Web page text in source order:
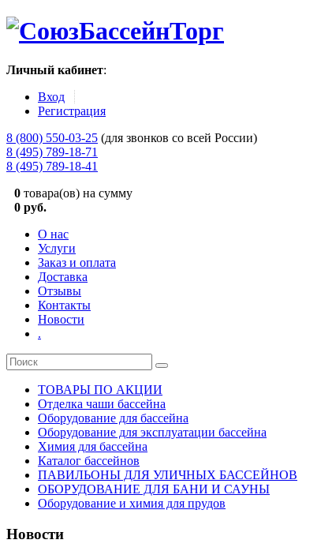
Личный кабинет:
Вход
Регистрация
8 (800) 550-03-25 (для звонков со всей России)
8 (495) 789-18-71
8 (495) 789-18-41
0 товара(ов) на сумму
0 руб.
О нас
Услуги
Заказ и оплата
Доставка
Отзывы
Контакты
Новости
.
ТОВАРЫ ПО АКЦИИ
Отделка чаши бассейна
Оборудование для бассейна
Оборудование для эксплуатации бассейна
Химия для бассейна
Каталог бассейнов
ПАВИЛЬОНЫ ДЛЯ УЛИЧНЫХ БАССЕЙНОВ
ОБОРУДОВАНИЕ ДЛЯ БАНИ И САУНЫ
Оборудование и химия для прудов
Новости